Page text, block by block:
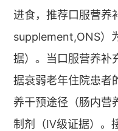
进食，推荐口服营
supplement,ONS）
据）。当口服营养补
据衰弱老年住院患者
养干预途径（肠内营
制剂（Ⅳ级证据）。